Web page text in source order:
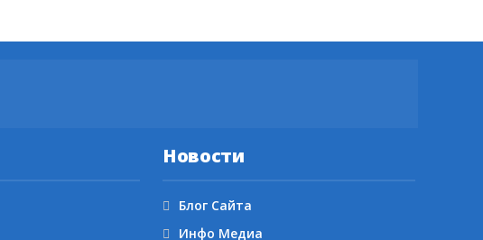
Новости
Блог Сайта
Инфо Медиа